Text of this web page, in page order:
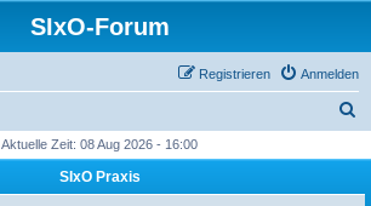
SIxO-Forum
Anmelden
Registrieren
h
Aktuelle Zeit: 08 Aug 2026 - 16:00
SIxO Praxis